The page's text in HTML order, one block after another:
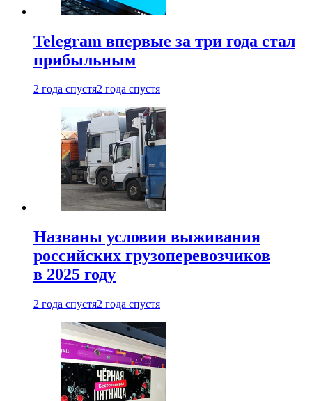
Telegram впервые за три года стал
прибыльным
2 года спустя2 года спустя
Названы условия выживания
российских грузоперевозчиков
в 2025 году
2 года спустя2 года спустя